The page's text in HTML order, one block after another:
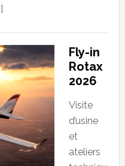
Fly-in
Rotax
2026
Visite
d’usine
et
ateliers